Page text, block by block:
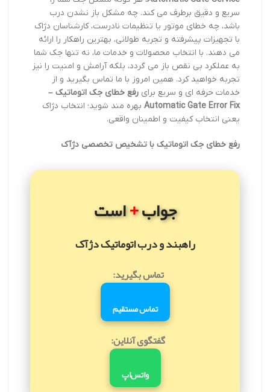
سریع و دقیق برطرف می کند. چه مشکل باز نشدن درب
باشد، چه خطای موتور یا تنظیمات نادرست، کارشناسان دژاک
با تجهیزات پیشرفته و تجربه طولانی، بهترین راهکار را ارائه
می دهند. با انتخاب محصولات و خدمات ما، نه تنها جک شما
به عملکرد بی نقص باز می گردد، بلکه آرامش و امنیت را نیز
تجربه خواهید کرد. همین امروز با ما تماس بگیرید و از
خدمات حرفه ای و سریع برای رفع خطای جک اتوماتیک –
Automatic Gate Error Fix بهره مند شوید؛ انتخاب دژاک
یعنی انتخاب کیفیت و اطمینان واقعی.
رفع خطای جک اتوماتیک با تشخیص تخصصی دژآک
جواب+است
راهبند و درب اتوماتیک دژآک
تماس بگیرید:
تماس مستقیم
گفتگوی آنلاین:
واتس‌اپ